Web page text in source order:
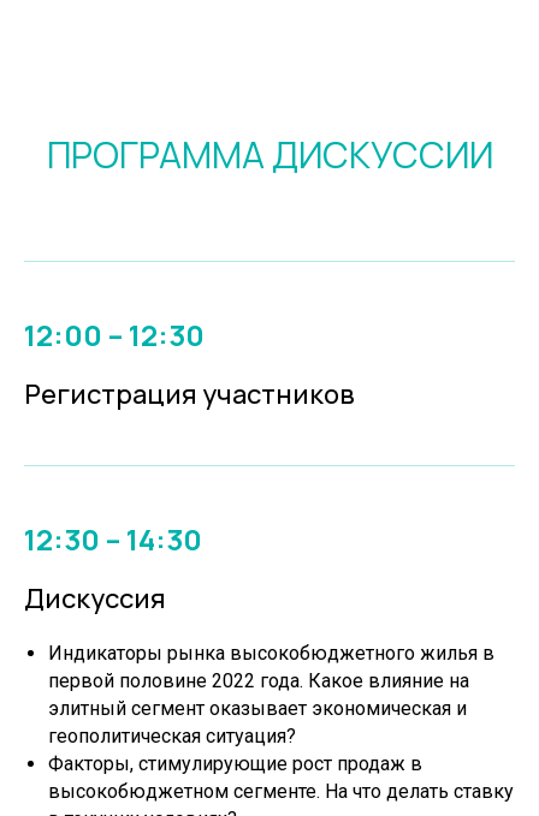
ПРОГРАММА ДИСКУССИИ
12:00 – 12:30
Регистрация участников
12:30 – 14:30
Дискуссия
Индикаторы рынка высокобюджетного жилья в
первой половине 2022 года. Какое влияние на
элитный сегмент оказывает экономическая и
геополитическая ситуация?
Факторы, стимулирующие рост продаж в
высокобюджетном сегменте. На что делать ставку